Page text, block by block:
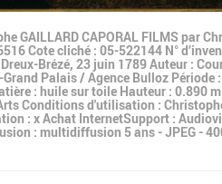
GAILLARD CAPORAL FILMS par
Cote cliché : 05-522144 N°
Brézé, 23 juin 1789 Auteur :
Palais / Agence Bulloz Période
: huile sur toile Hauteur : 0.890
Conditions d'utilisation :
: x Achat InternetSupport :
: multidiffusion 5 ans - JPEG -